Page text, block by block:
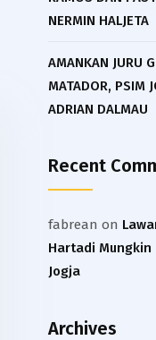
NERMIN HALJETA
AMANKAN JURU
MATADOR, PSIM
ADRIAN DALMAU
Recent
fabrean on
Hartadi Mungkin
Jogja
Archives